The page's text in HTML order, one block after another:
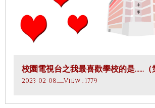
校園電視台之我最喜歡學校的是……（
2023-02-08.......View : 1779